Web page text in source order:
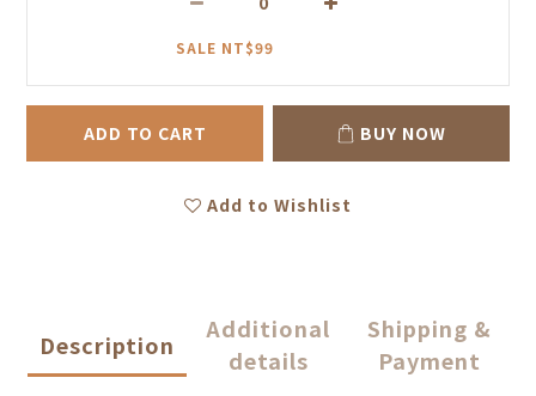
SALE NT$99
ADD TO CART BUY NOW
Add to Wishlist
Description
Additional
details
Shipping &
Payment